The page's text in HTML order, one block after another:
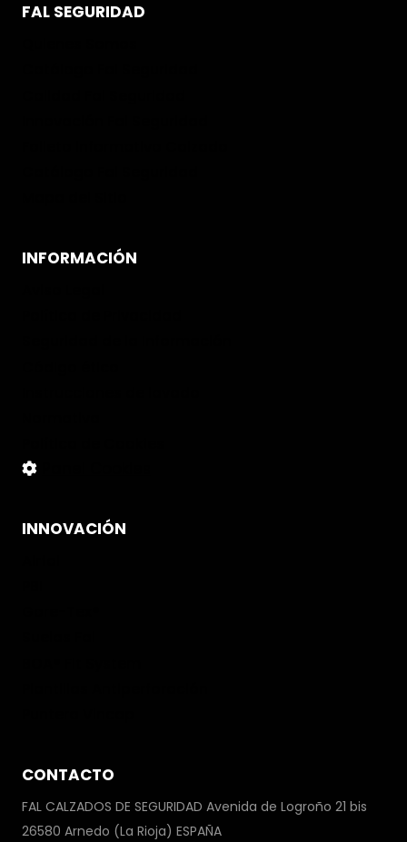
FAL SEGURIDAD
INFORMACIÓN
INNOVACIÓN
CONTACTO
FAL CALZADOS DE SEGURIDAD Avenida de Logroño 21 bis
26580 Arnedo (La Rioja) ESPAÑA